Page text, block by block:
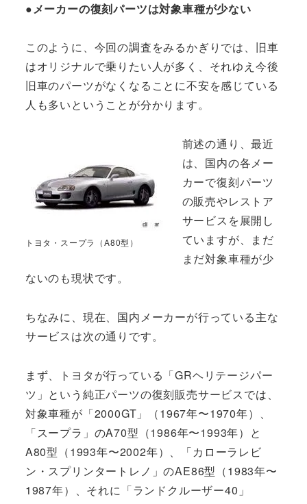
●メーカーの復刻パーツは対象車種が少ない
このように、今回の調査をみるかぎりでは、旧車
はオリジナルで乗りたい人が多く、それゆえ今後
旧車のパーツがなくなることに不安を感じている
人も多いということが分かります。
トヨタ・スープラ（A80型）
前述の通り、最近
は、国内の各メー
カーで復刻パーツ
の販売やレストア
サービスを展開し
ていますが、まだ
まだ対象車種が少
ないのも現状です。
ちなみに、現在、国内メーカーが行っている主な
サービスは次の通りです。
まず、トヨタが行っている「GRヘリテージパー
ツ」という純正パーツの復刻販売サービスでは、
対象車種が「2000GT」（1967年〜1970年）、
「スープラ」のA70型（1986年〜1993年）と
A80型（1993年〜2002年）、「カローラレビ
ン・スプリンタートレノ」のAE86型（1983年〜
1987年）、それに「ランドクルーザー40」